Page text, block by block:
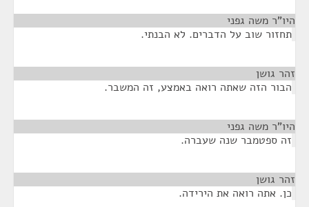
היו"ר משה גפני
תחזור שוב על הדברים. לא הבנתי.
זהר גושן
הבור הזה שאתה רואה באמצע, זה המשבר.
היו"ר משה גפני
זה ספטמבר שנה שעברה.
זהר גושן
כן. אתה רואה את הירידה.